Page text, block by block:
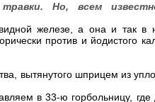
Но, всем
железе, а она и так в
против и йодистого
вытянутого шприцем из
в 33-ю горбольницу, где